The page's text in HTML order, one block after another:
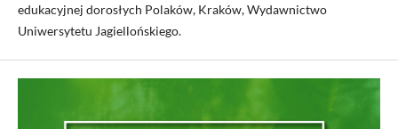
edukacyjnej dorosłych Polaków, ­Kraków, Wydawnictwo
Uniwersytetu Jagiellońskiego.